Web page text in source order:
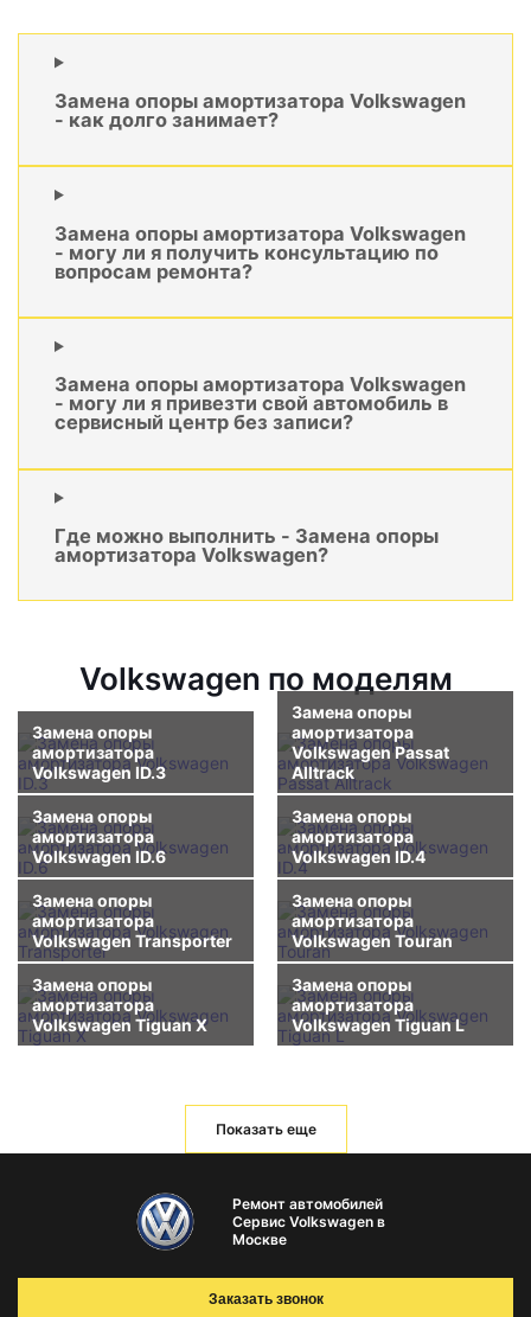
Замена опоры амортизатора Volkswagen
- как долго занимает?
Замена опоры амортизатора Volkswagen
- могу ли я получить консультацию по
вопросам ремонта?
Замена опоры амортизатора Volkswagen
- могу ли я привезти свой автомобиль в
сервисный центр без записи?
Где можно выполнить - Замена опоры
амортизатора Volkswagen?
Volkswagen по моделям
Замена опоры
амортизатора
Volkswagen ID.3
Замена опоры
амортизатора
Volkswagen Passat
Alltrack
Замена опоры
амортизатора
Volkswagen ID.6
Замена опоры
амортизатора
Volkswagen ID.4
Замена опоры
амортизатора
Volkswagen Transporter
Замена опоры
амортизатора
Volkswagen Touran
Замена опоры
амортизатора
Volkswagen Tiguan X
Замена опоры
амортизатора
Volkswagen Tiguan L
Показать еще
Ремонт автомобилей
Сервис Volkswagen в
Москве
Заказать звонок